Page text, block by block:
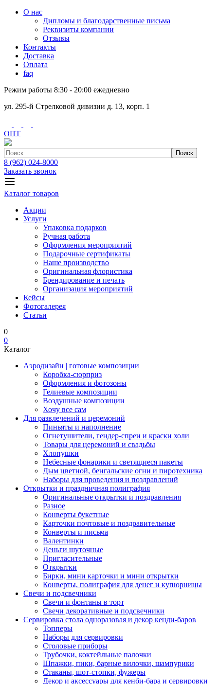
О нас
Дипломы и благодарственные письма
Реквизиты компании
Отзывы
Контакты
Доставка
Оплата
faq
Режим работы 8:30 - 20:00 ежедневно
ул. 295-й Стрелковой дивизии д. 13, корп. 1
ОПТ
Поиск
8 (962) 024-8000
Заказать звонок
Каталог товаров
Акции
Услуги
Упаковка подарков
Ручная работа
Оформления мероприятий
Подарочные сертификаты
Наше производство
Оригинальная флористика
Брендирование и печать
Организация мероприятий
Кейсы
Фотогалерея
Статьи
0
0
Каталог
Аэродизайн | готовые композиции
Коробка-сюрприз
Оформления и фотозоны
Гелиевые композиции
Воздушные композиции
Хочу все сам
Для развлечений и церемоний
Пиньяты и наполнение
Огнетушители, гендер-спреи и краски холи
Товары для церемоний и свадьбы
Хлопушки
Небесные фонарики и светящиеся пакеты
Дым цветной, бенгальские огни и пиротехника
Наборы для проведения и поздравлений
Открытки и праздничная полиграфия
Оригинальные открытки и поздравления
Разное
Конверты букетные
Карточки почтовые и поздравительные
Конверты и письма
Валентинки
Деньги шуточные
Пригласительные
Открытки
Бирки, мини карточки и мини открытки
Конверты, полиграфия для денег и купюрницы
Свечи и подсвечники
Свечи и фонтаны в торт
Свечи декоративные и подсвечники
Сервировка стола одноразовая и декор кенди-баров
Топперы
Наборы для сервировки
Столовые приборы
Трубочки, коктейльные палочки
Шпажки, пики, барные вилочки, шампурики
Стаканы, шот-стопки, фужеры
Декор и аксессуары для кенби-бара и сервировки